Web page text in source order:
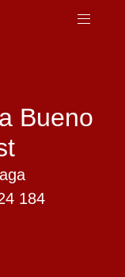
Bueno
184